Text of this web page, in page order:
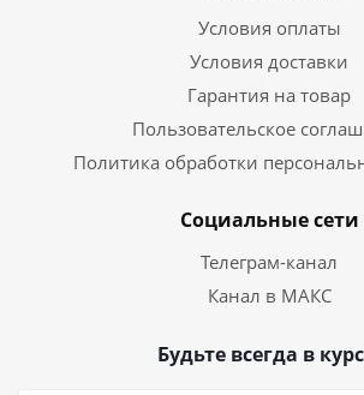
Условия оплаты
Условия доставки
Гарантия на товар
Пользовательское
Политика обработки
Социальные сети
Телеграм-канал
Канал в МАКС
Будьте всегда в